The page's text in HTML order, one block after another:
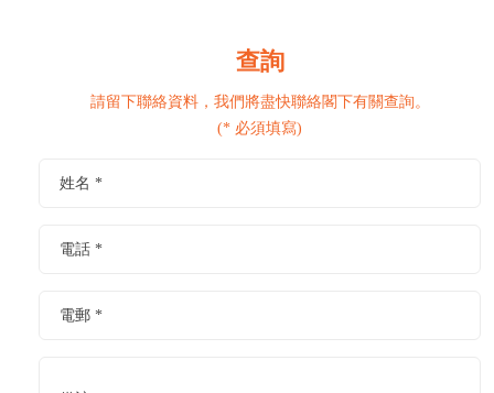
查詢
請留下聯絡資料，我們將盡快聯絡閣下有關查詢。
(* 必須填寫)